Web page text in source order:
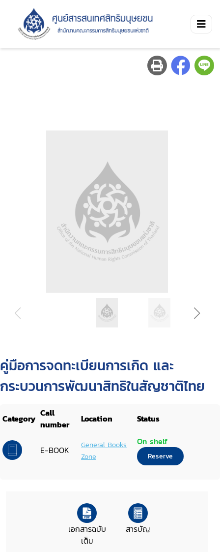
คู่มือการจดทะเบียนการเกิด และ
กระบวนการพัฒนาสิทธิในสัญชาติไทย
Category Call
number
Location Status
E-BOOK
General Books
Zone
On shelf
Reserve
เอกสารฉบับ
เต็ม
สารบัญ